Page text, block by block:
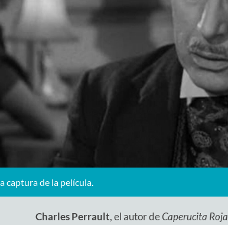
captura de la película.
Charles Perrault, el autor deCaperucita Roja